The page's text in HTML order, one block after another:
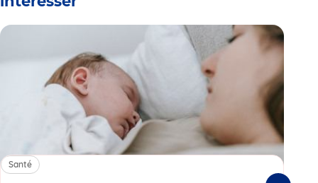
Santé